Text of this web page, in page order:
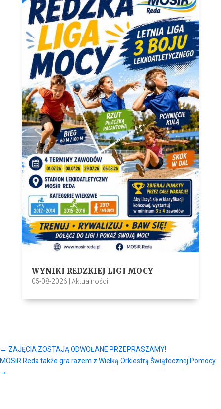
WYNIKI REDZKIEJ LIGI MOCY
05-08-2026 Aktualności
← ZAJĘCIA ZOSTAJĄ ODWOŁANE PRZEPRASZAMY!
MOSiR Reda także gra razem z Wielką Orkiestrą Świątecznej Pomocy
→